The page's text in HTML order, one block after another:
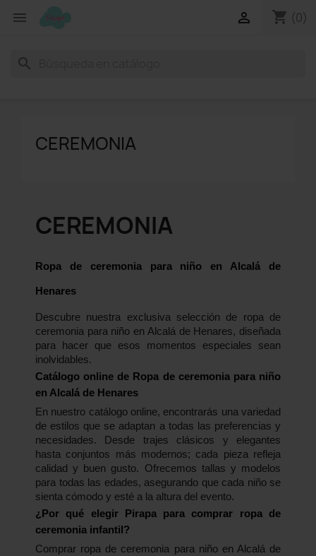
 shopping_cart (0)

search
CEREMONIA
CEREMONIA
Ropa de ceremonia para niño en Alcalá de
Henares
Descubre nuestra exclusiva selección de ropa de
ceremonia para niño en Alcalá de Henares, diseñada
para hacer que esos momentos especiales sean
inolvidables.
Catálogo online de Ropa de ceremonia para niño
en Alcalá de Henares
En nuestro catálogo online, encontrarás una variedad
de estilos que se adaptan a todas las preferencias y
necesidades. Desde trajes clásicos y elegantes
hasta conjuntos más modernos; cada pieza refleja
calidad y buen gusto. Ofrecemos tallas y modelos
para todas las edades, asegurando que cada niño se
sienta cómodo y esté a la altura del evento.
¿Por qué elegir Pirapa para comprar ropa de
ceremonia infantil?
Comprar ropa de ceremonia para niño en Alcalá de